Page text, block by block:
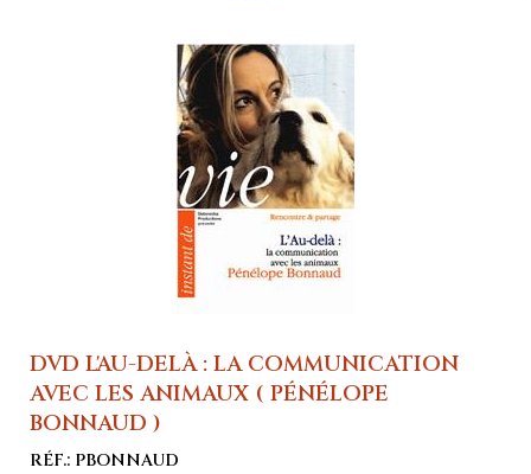
DVD L'AU-DELÀ : LA COMMUNICATION
AVEC LES ANIMAUX ( PÉNÉLOPE
BONNAUD )
RÉF.: PBONNAUD